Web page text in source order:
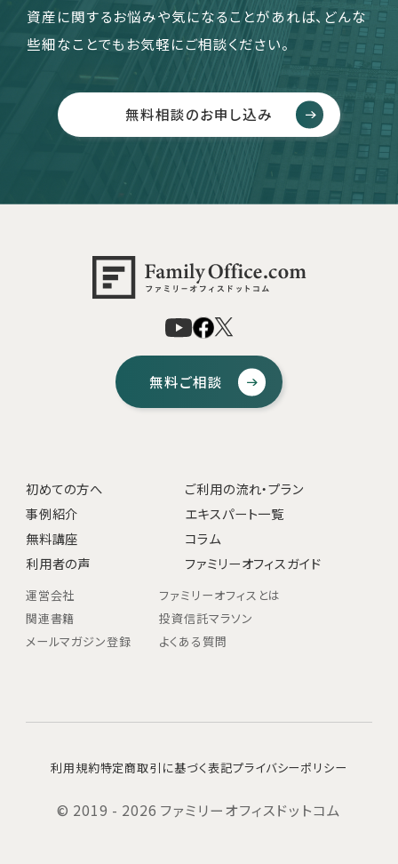
資産に関するお悩みや気になることがあれば、どんな
些細なことでもお気軽にご相談ください。
無料相談のお申し込み
無料ご相談
初めての方へ
ご利用の流れ・プラン
事例紹介
エキスパート一覧
無料講座
コラム
利用者の声
ファミリーオフィスガイド
運営会社
ファミリーオフィスとは
関連書籍
投資信託マラソン
メールマガジン登録
よくある質問
利用規約特定商取引に基づく表記プライバシーポリシー
© 2019 - 2026 ファミリーオフィスドットコム